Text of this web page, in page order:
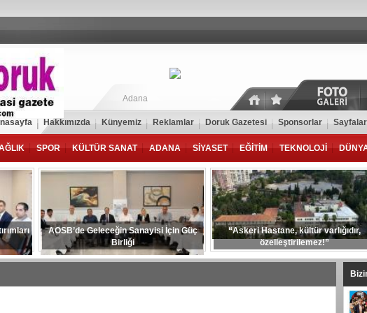
Adana
Hakkımızda Künyemiz Reklamlar Doruk Gazetesi Sponsorlar Sayfalar
SPOR KÜLTÜR SANAT ADANA SİYASET EĞİTİM TEKNOLOJİ
AOSB’de Geleceğin Sanayisi İçin Güç
Birliği
“Askeri Hastane, kültür varlığıdır,
özelleştirilemez!”